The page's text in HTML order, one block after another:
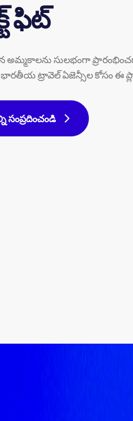
ఫిట్
సులభంగా
భారతీయ ట్రావెల్ ఏజెన్సీల కోసం ఈ
సంప్రదించండి